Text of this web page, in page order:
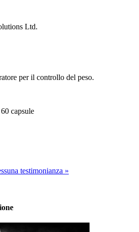
Ltd.
per il controllo del peso.
capsule